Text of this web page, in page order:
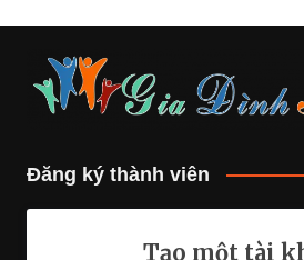
Đăng ký thành viên
Tạo một tài